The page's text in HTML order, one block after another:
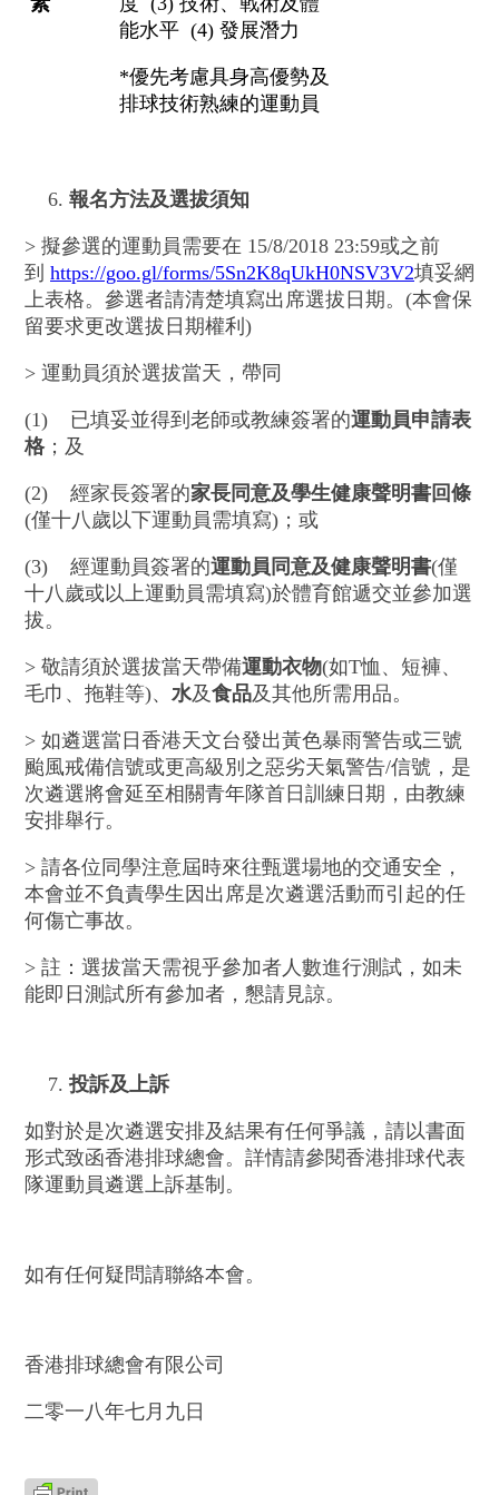
能水平 (4) 發展潛力
*優先考慮具身高優勢及
排球技術熟練的運動員
報名方法及選拔須知
> 擬參選的運動員需要在 15/8/2018 23:59或之前
到 https://goo.gl/forms/5Sn2K8qUkH0NSV3V2填妥網
上表格。參選者請清楚填寫出席選拔日期。(本會保
留要求更改選拔日期權利)
> 運動員須於選拔當天，帶同
(1) 已填妥並得到老師或教練簽署的運動員申請表
格；及
(2) 經家長簽署的家長同意及學生健康聲明書回條
(僅十八歲以下運動員需填寫)；或
(3) 經運動員簽署的運動員同意及健康聲明書(僅
十八歲或以上運動員需填寫)於體育館遞交並參加選
拔。
> 敬請須於選拔當天帶備運動衣物(如T恤、短褲、
毛巾、拖鞋等)、 水及食品及其他所需用品。
> 如遴選當日香港天文台發出黃色暴雨警告或三號
颱風戒備信號或更高級別之惡劣天氣警告/信號，是
次遴選將會延至相關青年隊首日訓練日期，由教練
安排舉行。
> 請各位同學注意屆時來往甄選場地的交通安全，
本會並不負責學生因出席是次遴選活動而引起的任
何傷亡事故。
> 註：選拔當天需視乎參加者人數進行測試，如未
能即日測試所有參加者，懇請見諒。
投訴及上訴
如對於是次遴選安排及結果有任何爭議，請以書面
形式致函香港排球總會。詳情請參閱香港排球代表
隊運動員遴選上訴基制。
如有任何疑問請聯絡本會。
香港排球總會有限公司
二零一八年七月九日